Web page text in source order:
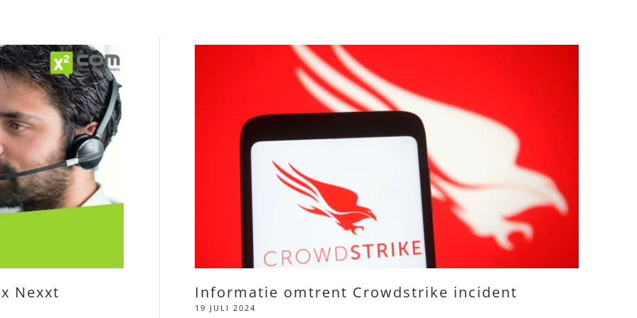
Nexxt Informatie omtrent Crowdstrike incident
19 JULI 2024